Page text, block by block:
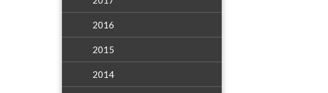
2016
2015
2014